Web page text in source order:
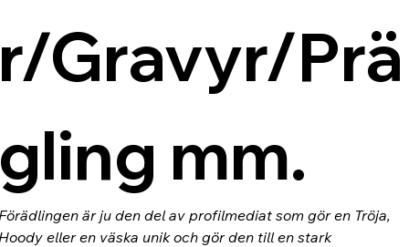
Gravyr/Prä
mm.
är ju den del av profilmediat som gör en Tröja,
eller en väska unik och gör den till en stark